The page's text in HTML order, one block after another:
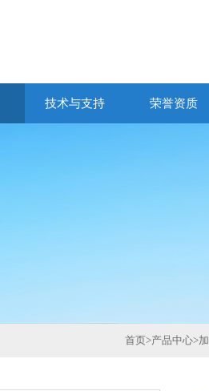
技术与支持 荣誉资质
首页>产品中心>